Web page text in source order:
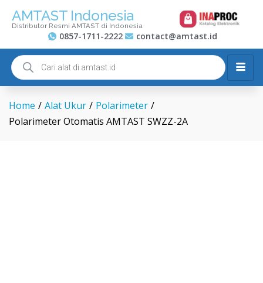
AMTAST Indonesia
Distributor Resmi AMTAST di Indonesia
0857-1711-2222 contact@amtast.id
Home / Alat Ukur / Polarimeter /
Polarimeter Otomatis AMTAST SWZZ-2A